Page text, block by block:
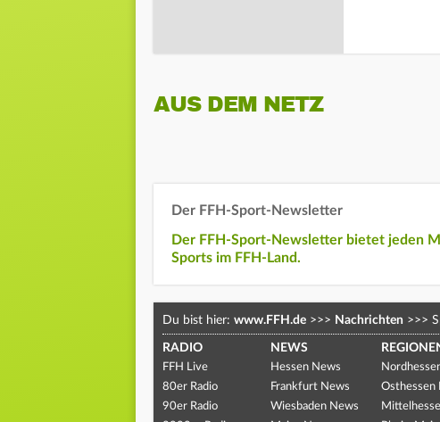
AUS DEM NETZ
Der FFH-Sport-Newsletter
Der FFH-Sport-Newsletter bietet jeden
Sports im FFH-Land.
Du bist hier: www.FFH.de >>> Nachrichten >>>
RADIO
FFH Live
80er Radio
90er Radio
NEWS
Hessen News
Frankfurt News
Wiesbaden News
Osthessen